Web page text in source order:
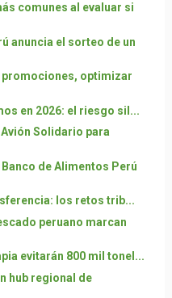
comunes al evaluar si
anuncia el sorteo de un
promociones, optimizar
en 2026: el riesgo sil...
Solidario para
de Alimentos Perú
los retos trib...
peruano marcan
evitarán 800 mil tonel...
hub regional de